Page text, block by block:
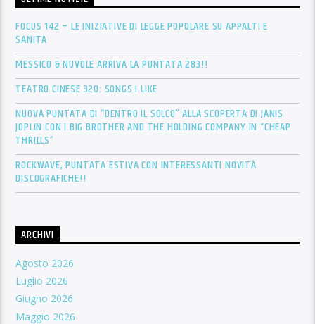
FOCUS 142 – LE INIZIATIVE DI LEGGE POPOLARE SU APPALTI E
SANITÀ
MESSICO & NUVOLE ARRIVA LA PUNTATA 283!!
TEATRO CINESE 320: SONGS I LIKE
NUOVA PUNTATA DI “DENTRO IL SOLCO” ALLA SCOPERTA DI JANIS
JOPLIN CON I BIG BROTHER AND THE HOLDING COMPANY IN “CHEAP
THRILLS”
ROCKWAVE, PUNTATA ESTIVA CON INTERESSANTI NOVITÀ
DISCOGRAFICHE!!
ARCHIVI
Agosto 2026
Luglio 2026
Giugno 2026
Maggio 2026